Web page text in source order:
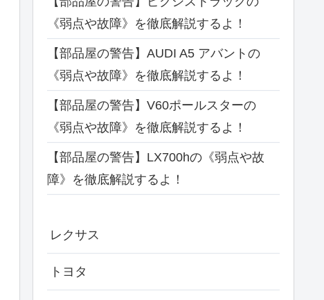
《弱点や故障》を徹底解説するよ！
【部品屋の警告】AUDI A5 アバントの
《弱点や故障》を徹底解説するよ！
【部品屋の警告】V60ポールスターの
《弱点や故障》を徹底解説するよ！
【部品屋の警告】LX700hの《弱点や故
障》を徹底解説するよ！
レクサス
トヨタ